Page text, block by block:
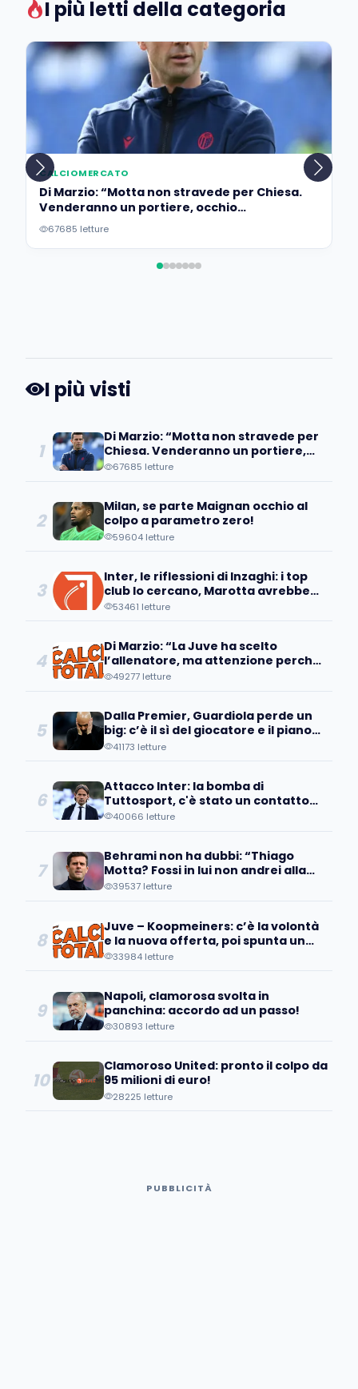
I più letti della categoria
CALCIOMERCATO
Di Marzio: “Motta non stravede per Chiesa.
Venderanno un portiere, occhio
all’operazione…”
67685 letture
I più visti
1
Di Marzio: “Motta non stravede per
Chiesa. Venderanno un portiere,
occhio all’operazione…”
67685 letture
2
Milan, se parte Maignan occhio al
colpo a parametro zero!
59604 letture
3
Inter, le riflessioni di Inzaghi: i top
club lo cercano, Marotta avrebbe
già individuato...
53461 letture
4
Di Marzio: “La Juve ha scelto
l’allenatore, ma attenzione perché
a Bologna sanno che...
49277 letture
5
Dalla Premier, Guardiola perde un
big: c’è il sì del giocatore e il piano
d’addio
41173 letture
6
Attacco Inter: la bomba di
Tuttosport, c'è stato un contatto
con un pupillo di Inzaghi!
40066 letture
7
Behrami non ha dubbi: “Thiago
Motta? Fossi in lui non andrei alla
Juve perché..."
39537 letture
8
Juve – Koopmeiners: c’è la volontà
e la nuova offerta, poi spunta un
patto tra…
33984 letture
9
Napoli, clamorosa svolta in
panchina: accordo ad un passo!
30893 letture
10
Clamoroso United: pronto il colpo da
95 milioni di euro!
28225 letture
PUBBLICITÀ